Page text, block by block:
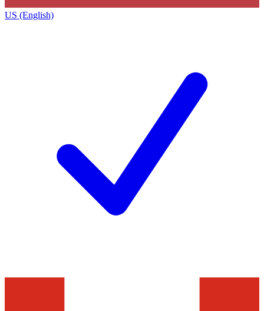
US (English)